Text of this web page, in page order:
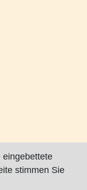
eingebettete
stimmen Sie